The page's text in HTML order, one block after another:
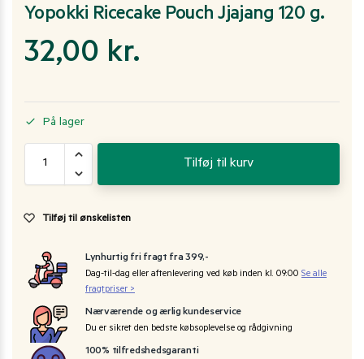
Yopokki Ricecake Pouch Jjajang 120 g.
32,00 kr.
På lager
Tilføj til kurv
Tilføj til ønskelisten
Lynhurtig fri fragt fra 399,-
Dag-til-dag eller aftenlevering ved køb inden kl. 09:00 Se alle
fragtpriser >
Nærværende og ærlig kundeservice
Du er sikret den bedste købsoplevelse og rådgivning
100% tilfredshedsgaranti